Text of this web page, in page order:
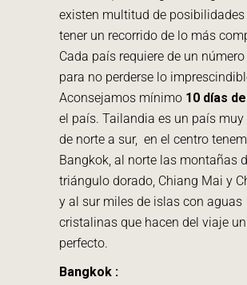
existen multitud de posibilidades
tener un recorrido de lo más
Cada país requiere de un
para no perderse lo
Aconsejamos mínimo 10 días
el país. Tailandia es un país muy
de norte a sur, en el centro
Bangkok, al norte las montañas
triángulo dorado, Chiang Mai y
y al sur miles de islas con aguas
cristalinas que hacen del viaje
perfecto.
Bangkok :